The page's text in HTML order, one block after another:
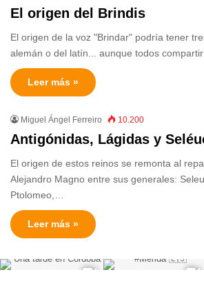
El origen del Brindis
El origen de la voz "Brindar" podría tener
alemán o del latín... aunque todos
Leer más »
Miguel Ángel Ferreiro 10.200
Antigónidas, Lágidas y
El origen de estos reinos se remonta al
Alejandro Magno entre sus generales:
Ptolomeo,…
Leer más »